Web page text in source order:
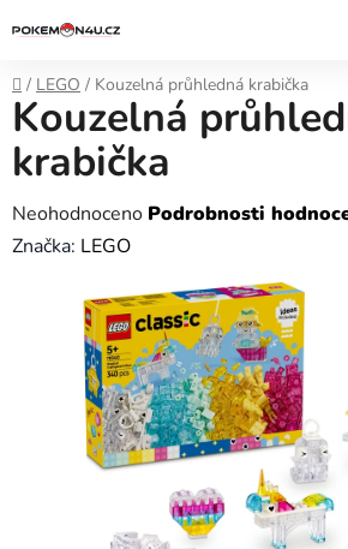
na
Domů
/ LEGO / Kouzelná průhledná krabička
Kouzelná
krabička
Průměrné
hodnocení
hvězdiček.
Neohodnoceno Podrobnosti
Značka: LEGO